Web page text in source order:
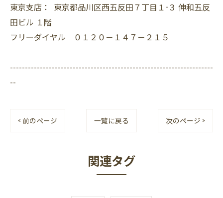
東京支店： 東京都品川区西五反田７丁目１−３ 伸和五反
田ビル １階
フリーダイヤル ０１２０－１４７－２１５
--------------------------------------------------------------------
--
< 前のページ 一覧に戻る 次のページ >
関連タグ